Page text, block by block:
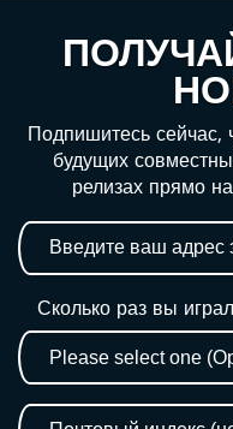
Подпишитесь
будущих
релизах прямо
Сколько раз вы